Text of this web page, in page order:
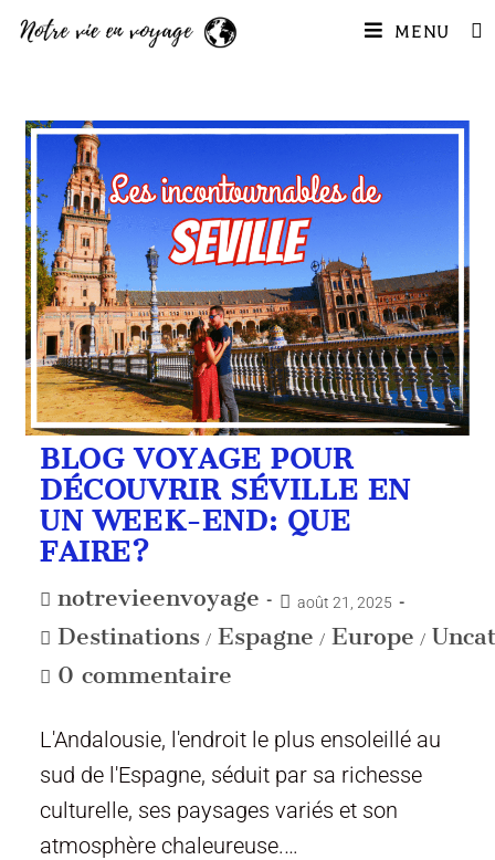
MENU
BLOG VOYAGE POUR
DÉCOUVRIR SÉVILLE EN
UN WEEK-END: QUE
FAIRE?
notrevieenvoyage août 21, 2025
Destinations / Espagne / Europe /
0 commentaire
L'Andalousie, l'endroit le plus ensoleillé au
sud de l'Espagne, séduit par sa richesse
culturelle, ses paysages variés et son
atmosphère chaleureuse.…